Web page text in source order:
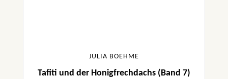
JULIA BOEHME
Tafiti und der Honigfrechdachs (Band 7)